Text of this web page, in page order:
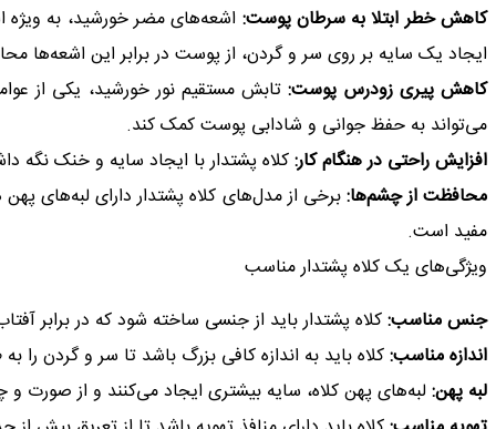
کاهش خطر ابتلا به سرطان پوست:
ایجاد یک سایه بر روی سر و گردن، از پوست در برابر این اشعه‌ها
کاهش پیری زودرس پوست:تابش مستقیم نور خورشید، یکی از
می‌تواند به حفظ جوانی و شادابی پوست کمک کند.
افزایش راحتی در هنگام کار:کلاه پشتدار با ایجاد سایه و خنک نگه
محافظت از چشم‌ها:برخی از مدل‌های کلاه پشتدار دارای لبه‌های
مفید است.
ویژگی‌های یک کلاه پشتدار مناسب
جنس مناسب:کلاه پشتدار باید از جنسی ساخته شود که در برابر
اندازه مناسب:کلاه باید به اندازه کافی بزرگ باشد تا سر و گردن
لبه پهن:لبه‌های پهن کلاه، سایه بیشتری ایجاد می‌کنند و از